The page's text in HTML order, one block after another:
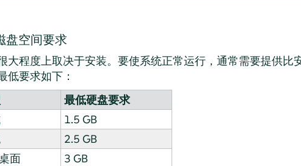
盘空间要求
大程度上取决于安装。要使系统正常运行，通常需要提供比
低要求如下：
最低硬盘要求
1.5 GB
2.5 GB
面
3 GB